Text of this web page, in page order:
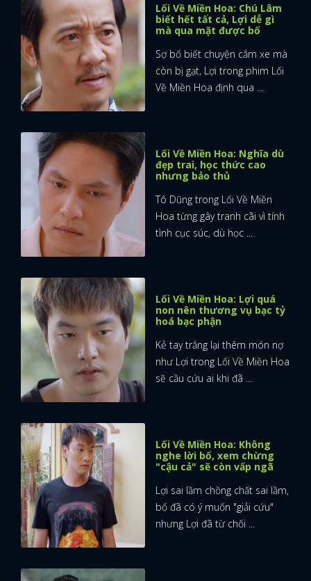
Lối Về Miền Hoa: Chú Lâm
biết hết tất cả, Lợi dễ gì
mà qua mặt được bố
Sợ bố biết chuyện cắm xe mà
còn bị gạt, Lợi trong phim Lối
Về Miền Hoa định qua ...
Lối Về Miền Hoa: Nghĩa dù
đẹp trai, học thức cao
nhưng bảo thủ
Tô Dũng trong Lối Về Miền
Hoa từng gây tranh cãi vì tính
tình cục súc, dù học ...
Lối Về Miền Hoa: Lợi quá
non nên thương vụ bạc tỷ
hoá bạc phận
Kẻ tay trắng lại thêm món nợ
như Lợi trong Lối Về Miền Hoa
sẽ cầu cứu ai khi đã ...
Lối Về Miền Hoa: Không
nghe lời bố, xem chừng
"cậu cả" sẽ còn vấp ngã
Lợi sai lầm chồng chất sai lầm,
bố đã có ý muốn "giải cứu"
nhưng Lợi đã từ chối ...